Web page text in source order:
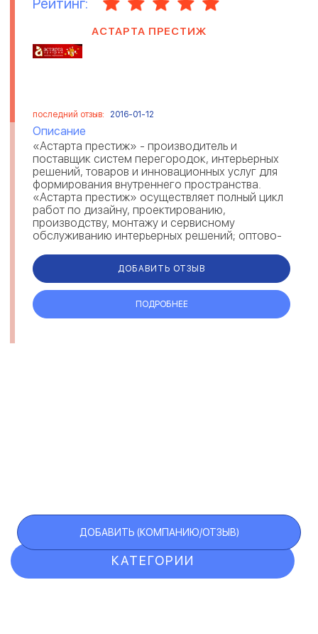
АСТАРТА ПРЕСТИЖ
последний отзыв: 2016-01-12
Описание
«Астарта престиж» - производитель и
поставщик систем перегородок, интерьерных
решений, товаров и инновационных услуг для
формирования внутреннего пространства.
«Астарта престиж» осуществляет полный цикл
работ по дизайну, проектированию,
производству, монтажу и сервисному
обслуживанию интерьерных решений; оптово-
ДОБАВИТЬ ОТЗЫВ
ПОДРОБНЕЕ
КАТЕГОРИИ
ДОБАВИТЬ (КОМПАНИЮ/ОТЗЫВ)